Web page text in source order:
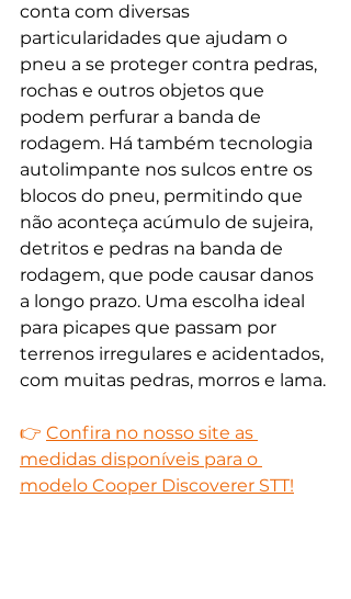
conta com diversas
particularidades que ajudam o
pneu a se proteger contra pedras,
rochas e outros objetos que
podem perfurar a banda de
rodagem. Há também tecnologia
autolimpante nos sulcos entre os
blocos do pneu, permitindo que
não aconteça acúmulo de sujeira,
detritos e pedras na banda de
rodagem, que pode causar danos
a longo prazo. Uma escolha ideal
para picapes que passam por
terrenos irregulares e acidentados,
com muitas pedras, morros e lama.
👉 Confira no nosso site as
medidas disponíveis para o
modelo Cooper Discoverer STT!